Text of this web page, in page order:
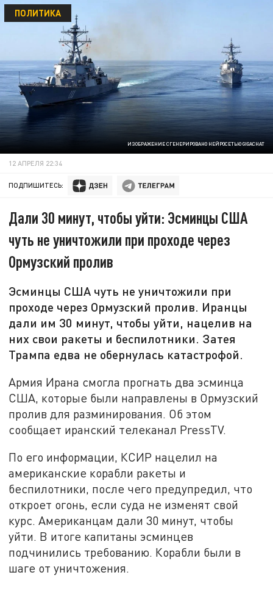
ИЗОБРАЖЕНИЕ СГЕНЕРИРОВАНО НЕЙРОСЕТЬЮ GIGACHAT
ПОЛИТИКА
12 АПРЕЛЯ 22:34
ПОДПИШИТЕСЬ:
Дали 30 минут, чтобы уйти: Эсминцы США
чуть не уничтожили при проходе через
Ормузский пролив
Эсминцы США чуть не уничтожили при
проходе через Ормузский пролив. Иранцы
дали им 30 минут, чтобы уйти, нацелив на
них свои ракеты и беспилотники. Затея
Трампа едва не обернулась катастрофой.
Армия Ирана смогла прогнать два эсминца
США, которые были направлены в Ормузский
пролив для разминирования. Об этом
сообщает иранский телеканал PressTV.
По его информации, КСИР нацелил на
американские корабли ракеты и
беспилотники, после чего предупредил, что
откроет огонь, если суда не изменят свой
курс. Американцам дали 30 минут, чтобы
уйти. В итоге капитаны эсминцев
подчинились требованию. Корабли были в
шаге от уничтожения.